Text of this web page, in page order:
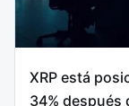
XRP está
34% después